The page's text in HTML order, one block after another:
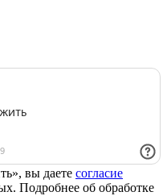
вы даете согласие
Подробнее об обработке